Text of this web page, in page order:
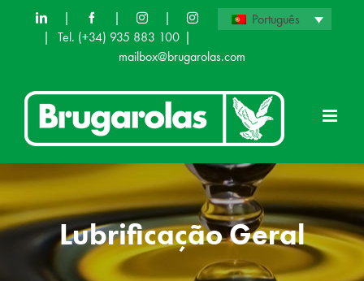
Português
| |
|
|
Tel. (+34) 935 883 100 |
mailbox@brugarolas.com
Lubrificação Geral